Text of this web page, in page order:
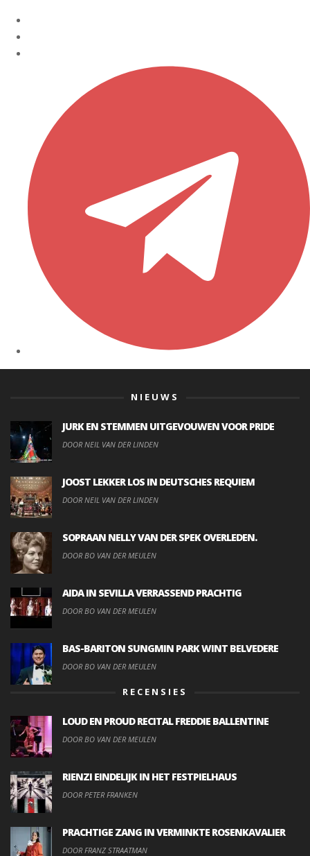
NIEUWS
JURK EN STEMMEN UITGEVOUWEN VOOR PRIDE
DOOR NEIL VAN DER LINDEN
JOOST LEKKER LOS IN DEUTSCHES REQUIEM
DOOR NEIL VAN DER LINDEN
SOPRAAN NELLY VAN DER SPEK OVERLEDEN.
DOOR BO VAN DER MEULEN
AIDA IN SEVILLA VERRASSEND PRACHTIG
DOOR BO VAN DER MEULEN
BAS-BARITON SUNGMIN PARK WINT BELVEDERE
DOOR BO VAN DER MEULEN
RECENSIES
LOUD EN PROUD RECITAL FREDDIE BALLENTINE
DOOR BO VAN DER MEULEN
RIENZI EINDELIJK IN HET FESTPIELHAUS
DOOR PETER FRANKEN
PRACHTIGE ZANG IN VERMINKTE ROSENKAVALIER
DOOR FRANZ STRAATMAN